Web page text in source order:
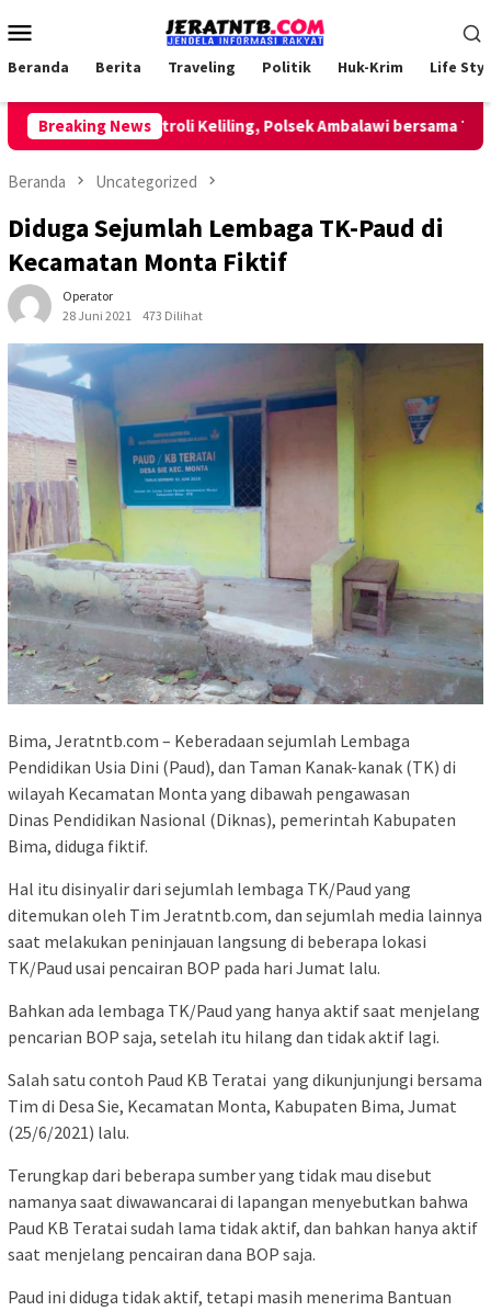
ke
Mobile
Beranda Berita Traveling Politik Huk-Krim Life
Breaking News
Lakukan Patroli Keliling, Polsek Ambalawi bersama TNI dan
Beranda Uncategorized
Diduga Sejumlah Lembaga TK-Paud di
Kecamatan Monta Fiktif
Operator
28 Juni 2021
473 Dilihat
Bima, Jeratntb.com – Keberadaan sejumlah Lembaga
Pendidikan Usia Dini (Paud), dan Taman Kanak-kanak (TK) di
wilayah Kecamatan Monta yang dibawah pengawasan
Dinas Pendidikan Nasional (Diknas), pemerintah Kabupaten
Bima, diduga fiktif.
Hal itu disinyalir dari sejumlah lembaga TK/Paud yang
ditemukan oleh Tim Jeratntb.com, dan sejumlah media lainnya
saat melakukan peninjauan langsung di beberapa lokasi
TK/Paud usai pencairan BOP pada hari Jumat lalu.
Bahkan ada lembaga TK/Paud yang hanya aktif saat menjelang
pencarian BOP saja, setelah itu hilang dan tidak aktif lagi.
Salah satu contoh Paud KB Teratai yang dikunjunjungi bersama
Tim di Desa Sie, Kecamatan Monta, Kabupaten Bima, Jumat
(25/6/2021) lalu.
Terungkap dari beberapa sumber yang tidak mau disebut
namanya saat diwawancarai di lapangan menyebutkan bahwa
Paud KB Teratai sudah lama tidak aktif, dan bahkan hanya aktif
saat menjelang pencairan dana BOP saja.
Paud ini diduga tidak aktif, tetapi masih menerima Bantuan